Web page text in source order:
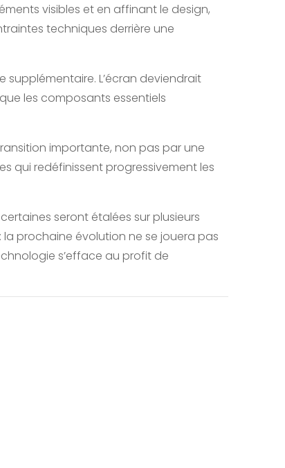
visibles et en affinant le design,
techniques derrière une
L’écran deviendrait
les composants essentiels
importante, non pas par une
qui redéfinissent progressivement les
seront étalées sur plusieurs
la prochaine évolution ne se jouera pas
s’efface au profit de